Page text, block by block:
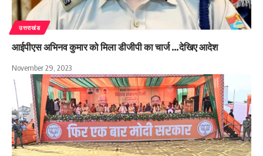
उत्तराखंड
आईपीएस अभिनव कुमार को मिला डीजीपी का चार्ज …देखिए आदेश
November 29, 2023